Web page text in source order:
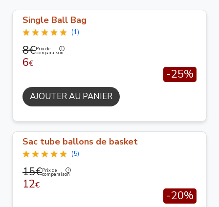
Single Ball Bag
(1)
8€Prix de
comparaison
6€
-25%
AJOUTER AU PANIER
Sac tube ballons de basket
(5)
15€Prix de
comparaison
12€
-20%